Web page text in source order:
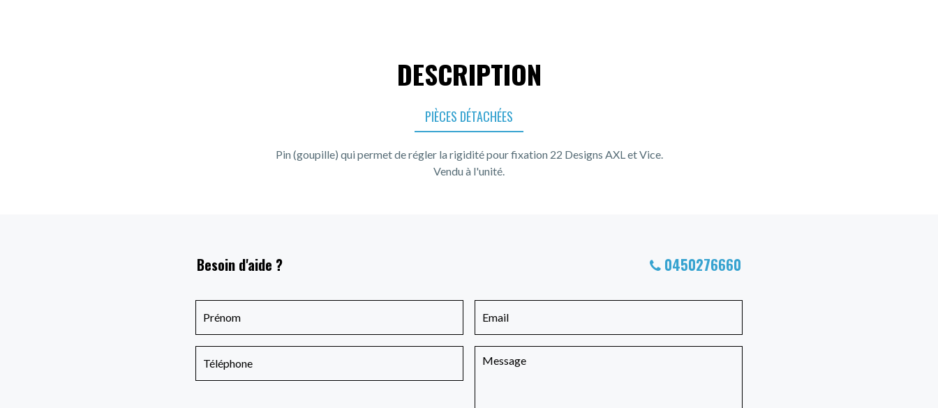
DESCRIPTION
PIÈCES DÉTACHÉES
Pin (goupille) qui permet de régler la rigidité pour fixation 22 Designs AXL et Vice.
Vendu à l'unité.
Besoin d'aide ? 0450276660